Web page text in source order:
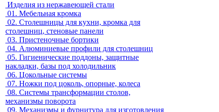
Изделия из нержавеющей стали
01. Мебельная кромка
02. Столешницы для кухни, кромка для
столешниц, стеновые панели
03. Пристеночные бортики
04. Алюминиевые профили для столешниц
05. Гигиенические поддоны, защитные
накладки, базы под холодильник
06. Цокольные системы
07. Ножки под цоколь, опорные, колеса
08. Системы трансформации столов,
механизмы поворота
09. Механизмы и фурнитура для изготовления